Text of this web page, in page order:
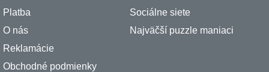
Platba
O nás
Reklamácie
Obchodné podmienky
Sociálne siete
Najväčší puzzle maniaci